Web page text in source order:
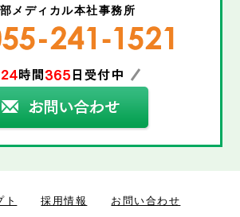
メディカル本社事務所
ト 採用情報 お問い合わせ